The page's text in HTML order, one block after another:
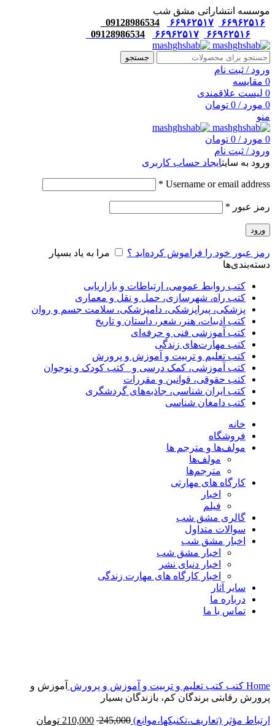
موسسه انتشاراتی مشق شب
۶۶۹۶۲۵۱۶
۶۶۹۶۲۵۱۷
09128986534
۶۶۹۶۲۵۱۶
۶۶۹۶۲۵۱۷ 09128986534
جستجو
ورود / ثبت نام
0 مقایسه
0 لیست علاقمندی
0 مورد /
0 تومان
منو
0 مورد /
0 تومان
ورود / ثبت نام
ورود به سایتایجاد حساب کاربری
Username or email address
*
رمز عبور *
ورود
رمز عبور خود را فراموش کرده‌اید ؟
مرا به یاد بسپار
دسته‌بندی‌ها
کتب روابط عمومی، ارتباطات و بازاریابی
کتب راه، شهرسازی، حمل و نقل و معماری
پزشکی، پیراپزشکی، دامپزشکی، سلامت جسم و روان
کتب ادبیات، هنر، شعر، داستان و تاریخ
کتب آموزشی فنی و حرفه‌ای
کتب مهارت‌های زندگی
کتب تعلیم و تربیت و آموزش و پرورش
کتب آموزشی، کمک درسی و _کتب کودک و نوجوان
کتب حقوقی، قوانین و مقررات
کتب ایران شناسی، جاذبه‌های گردشگری
کتب دامغان شناسی
خانه
فروشگاه
مولف‌ها و مترجم ها
مولف‌ها
مترجم‌ها
کارگاه های مهارتی
اخبار
فیلم
گالری مشق شب
سوالات متداول
اخبار مشق شب
اخبار مشق شب
اخبار دنیای نشر
اخبار کارگاه های مهارت زندگی
سایر آثار
درباره ما
تماس با ما
Home کتب کتب تعلیم و تربیت و آموزش و پرورش آموزش و
پرورش رقابتی برندگان کم، بازندگان بسیار
ارتباط مؤثر (تعاریف،تکنیکها،موانع) 245,000
210,000 تومان